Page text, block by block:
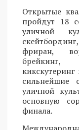
Открытые
пройдут 18
уличной
фриран,
сильнейшие
уличной
основную
финала.